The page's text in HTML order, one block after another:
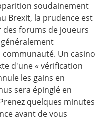
soudainement
Brexit, la prudence est
des forums de joueurs
Un casino
d'une « vérification
les gains en
sera épinglé en
quelques minutes
avant de vous